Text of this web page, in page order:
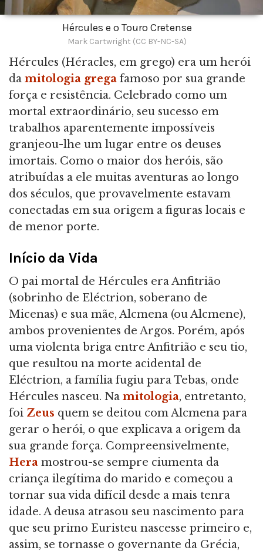
Hércules e o Touro Cretense
Mark Cartwright (CC BY-NC-SA)
Hércules (Héracles, em grego) era um herói
da mitologia grega famoso por sua grande
força e resistência. Celebrado como um
mortal extraordinário, seu sucesso em
trabalhos aparentemente impossíveis
granjeou-lhe um lugar entre os deuses
imortais. Como o maior dos heróis, são
atribuídas a ele muitas aventuras ao longo
dos séculos, que provavelmente estavam
conectadas em sua origem a figuras locais e
de menor porte.
Início da Vida
O pai mortal de Hércules era Anfitrião
(sobrinho de Eléctrion, soberano de
Micenas) e sua mãe, Alcmena (ou Alcmene),
ambos provenientes de Argos. Porém, após
uma violenta briga entre Anfitrião e seu tio,
que resultou na morte acidental de
Eléctrion, a família fugiu para Tebas, onde
Hércules nasceu. Na mitologia, entretanto,
foi Zeus quem se deitou com Alcmena para
gerar o herói, o que explicava a origem da
sua grande força. Compreensivelmente,
Hera mostrou-se sempre ciumenta da
criança ilegítima do marido e começou a
tornar sua vida difícil desde a mais tenra
idade. A deusa atrasou seu nascimento para
que seu primo Euristeu nascesse primeiro e,
assim, se tornasse o governante da Grécia,